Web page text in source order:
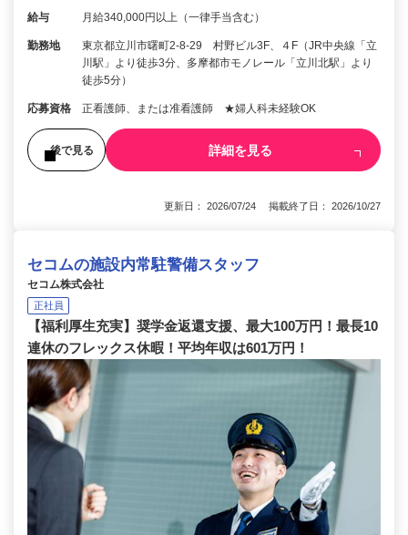
給与 月給340,000円以上（一律手当含む）
勤務地
東京都立川市曙町2-8-29 村野ビル3F、４F（JR中央線「立
川駅」より徒歩3分、多摩都市モノレール「立川北駅」より
徒歩5分）
応募資格 正看護師、または准看護師 ★婦人科未経験OK
後で見る 詳細を見る
更新日： 2026/07/24 掲載終了日： 2026/10/27
セコムの施設内常駐警備スタッフ
セコム株式会社
正社員
【福利厚生充実】奨学金返還支援、最大100万円！最長10
連休のフレックス休暇！平均年収は601万円！